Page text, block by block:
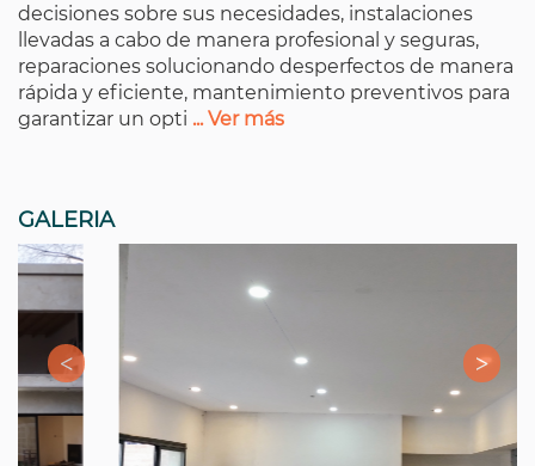
decisiones sobre sus necesidades, instalaciones
llevadas a cabo de manera profesional y seguras,
reparaciones solucionando desperfectos de manera
rápida y eficiente, mantenimiento preventivos para
garantizar un opti ... Ver más
GALERIA